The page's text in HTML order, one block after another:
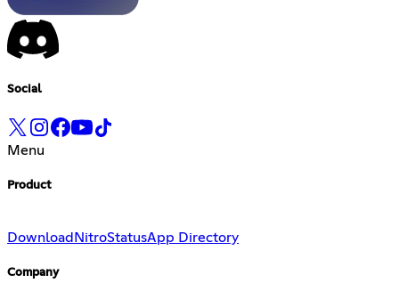
Social
Menu
Product
Download NitroStatusApp Directory
Company